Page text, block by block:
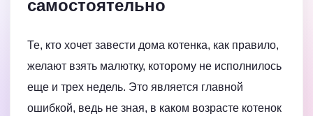
самостоятельно
Те, кто хочет завести дома котенка, как правило,
желают взять малютку, которому не исполнилось
еще и трех недель. Это является главной
ошибкой, ведь не зная, в каком возрасте котенок